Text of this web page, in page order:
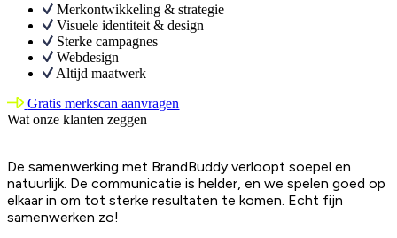
Merkontwikkeling & strategie
Visuele identiteit & design
Sterke campagnes
Webdesign
Altijd maatwerk
Gratis merkscan aanvragen
Wat onze klanten zeggen
De samenwerking met BrandBuddy verloopt soepel en
natuurlijk. De communicatie is helder, en we spelen goed op
elkaar in om tot sterke resultaten te komen. Echt fijn
samenwerken zo!